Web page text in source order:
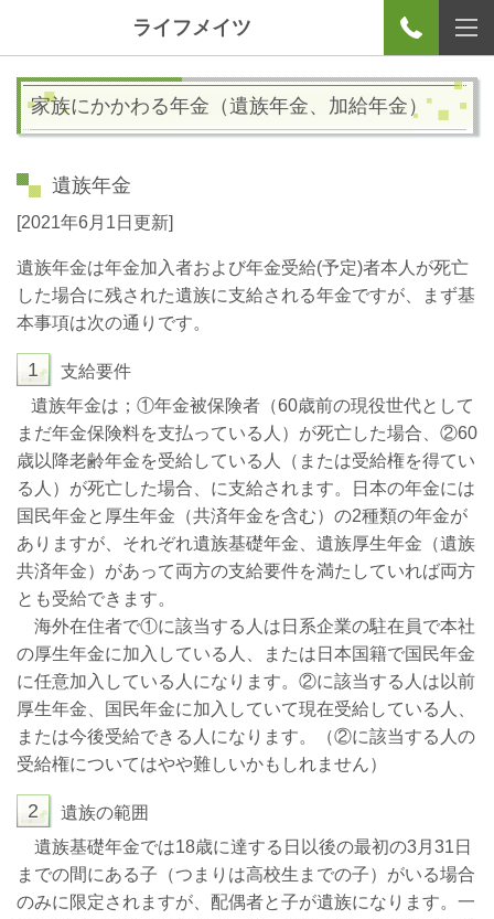
ライフメイツ
家族にかかわる年金（遺族年金、加給年金）
遺族年金
[2021年6月1日更新]
遺族年金は年金加入者および年金受給(予定)者本人が死亡
した場合に残された遺族に支給される年金ですが、まず基
本事項は次の通りです。
1
支給要件
遺族年金は；①年金被保険者（60歳前の現役世代として
まだ年金保険料を支払っている人）が死亡した場合、②60
歳以降老齢年金を受給している人（または受給権を得てい
る人）が死亡した場合、に支給されます。日本の年金には
国民年金と厚生年金（共済年金を含む）の2種類の年金が
ありますが、それぞれ遺族基礎年金、遺族厚生年金（遺族
共済年金）があって両方の支給要件を満たしていれば両方
とも受給できます。
海外在住者で①に該当する人は日系企業の駐在員で本社
の厚生年金に加入している人、または日本国籍で国民年金
に任意加入している人になります。②に該当する人は以前
厚生年金、国民年金に加入していて現在受給している人、
または今後受給できる人になります。（②に該当する人の
受給権についてはやや難しいかもしれません）
2
遺族の範囲
遺族基礎年金では18歳に達する日以後の最初の3月 31 日
までの間にある子（つまりは高校生までの子）がいる場合
のみに限定されますが、配偶者と子が遺族になります。一